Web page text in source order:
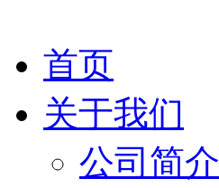
首页
关于我们
公司简介